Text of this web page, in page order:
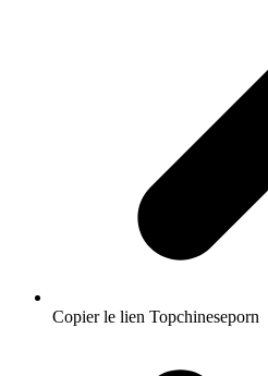
Copier le lien Topchineseporn